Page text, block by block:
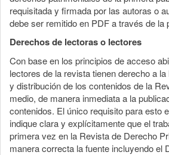
requisitada y firmada por las autoras o
debe ser remitido en PDF a través de la
Derechos de lectoras o lectores
Con base en los principios de acceso
lectores de la revista tienen derecho a
y distribución de los contenidos de la
medio, de manera inmediata a la
contenidos. El único requisito para esto
indique clara y explícitamente que el
primera vez en la Revista de Derecho
manera correcta la fuente incluyendo el